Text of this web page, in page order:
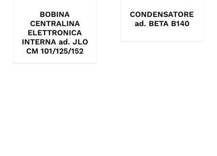
BOBINA
CENTRALINA
ELETTRONICA
INTERNA ad. JLO
CM 101/125/152
CONDENSATORE
ad. BETA B140